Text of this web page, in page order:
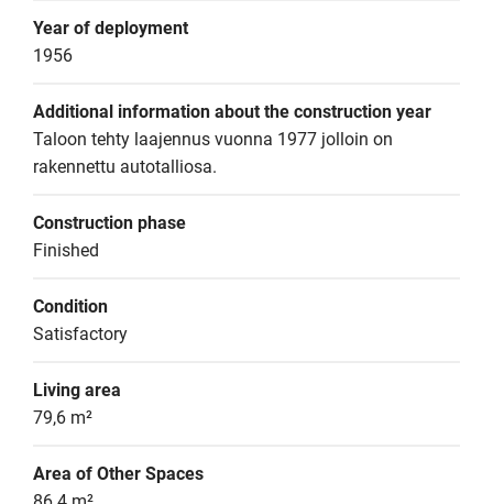
Year of deployment
1956
Additional information about the construction year
Taloon tehty laajennus vuonna 1977 jolloin on
rakennettu autotalliosa.
Construction phase
Finished
Condition
Satisfactory
Living area
79,6 m²
Area of Other Spaces